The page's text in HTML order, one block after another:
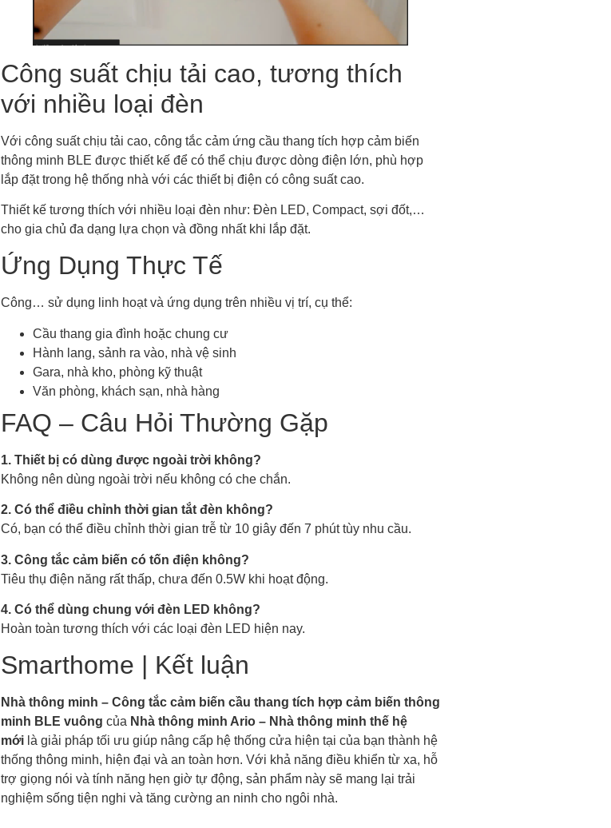
Công suất chịu tải cao, tương thích
với nhiều loại đèn
Với công suất chịu tải cao, công tắc cảm ứng cầu thang tích hợp cảm biến
thông minh BLE được thiết kế để có thể chịu được dòng điện lớn, phù hợp
lắp đặt trong hệ thống nhà với các thiết bị điện có công suất cao.
Thiết kế tương thích với nhiều loại đèn như: Đèn LED, Compact, sợi đốt,…
cho gia chủ đa dạng lựa chọn và đồng nhất khi lắp đặt.
Ứng Dụng Thực Tế
Công… sử dụng linh hoạt và ứng dụng trên nhiều vị trí, cụ thể:
Cầu thang gia đình hoặc chung cư
Hành lang, sảnh ra vào, nhà vệ sinh
Gara, nhà kho, phòng kỹ thuật
Văn phòng, khách sạn, nhà hàng
FAQ – Câu Hỏi Thường Gặp
1. Thiết bị có dùng được ngoài trời không?
Không nên dùng ngoài trời nếu không có che chắn.
2. Có thể điều chỉnh thời gian tắt đèn không?
Có, bạn có thể điều chỉnh thời gian trễ từ 10 giây đến 7 phút tùy nhu cầu.
3. Công tắc cảm biến có tốn điện không?
Tiêu thụ điện năng rất thấp, chưa đến 0.5W khi hoạt động.
4. Có thể dùng chung với đèn LED không?
Hoàn toàn tương thích với các loại đèn LED hiện nay.
Smarthome | Kết luận
Nhà thông minh – Công tắc cảm biến cầu thang tích hợp cảm biến thông
minh BLE vuông của Nhà thông minh Ario – Nhà thông minh thế hệ
mới là giải pháp tối ưu giúp nâng cấp hệ thống cửa hiện tại của bạn thành hệ
thống thông minh, hiện đại và an toàn hơn. Với khả năng điều khiển từ xa, hỗ
trợ giọng nói và tính năng hẹn giờ tự động, sản phẩm này sẽ mang lại trải
nghiệm sống tiện nghi và tăng cường an ninh cho ngôi nhà.